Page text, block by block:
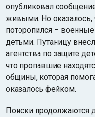
опубликовал
живыми. Но оказалось,
поторопился – военные
детьми. Путаницу
агентства по защите
что пропавшие
общины, которая
оказалось фейком.
Поиски продолжаются